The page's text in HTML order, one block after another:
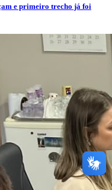
e primeiro trecho já foi